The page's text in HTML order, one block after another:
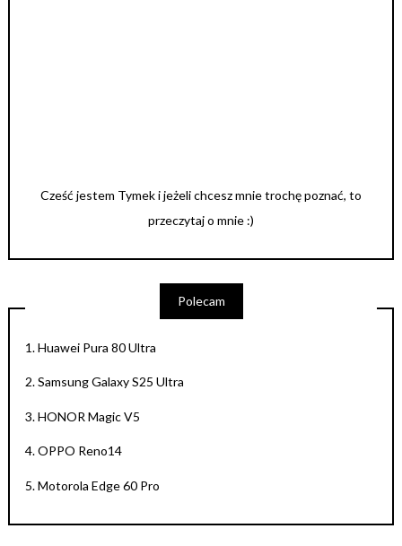
Cześć jestem Tymek i jeżeli chcesz mnie trochę poznać, to
przeczytaj o mnie :)
Polecam
1.Huawei Pura 80 Ultra
2.Samsung Galaxy S25 Ultra
3.HONOR Magic V5
4.OPPO Reno14
5.Motorola Edge 60 Pro